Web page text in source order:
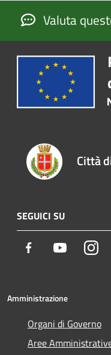
Valuta
Città
SEGUICI SU
Facebook Youtube
Amministrazione
Organi di Governo
Aree